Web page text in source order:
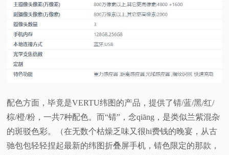
配色方面，毕竟是VERTU纬图的产品，提供了锖/蓝/黑/红/
棕/橙/粉，一共7种配色。而“锖”，念qiāng，是类似兰紫混杂
的斑驳色彩。（在无数个枯燥乏味又很hi费钱的晚宴，从古
驰包包轻轻捏起最新的纬图折叠屏手机，锖色限定的那款，